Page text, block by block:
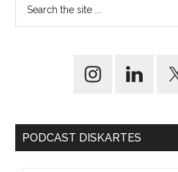
PODCAST DISKARTES